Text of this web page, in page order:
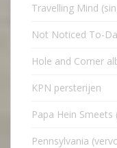
Travelling Mind
Not Noticed To-
Hole and Corner
KPN persterijen
Papa Hein
Pennsylvania